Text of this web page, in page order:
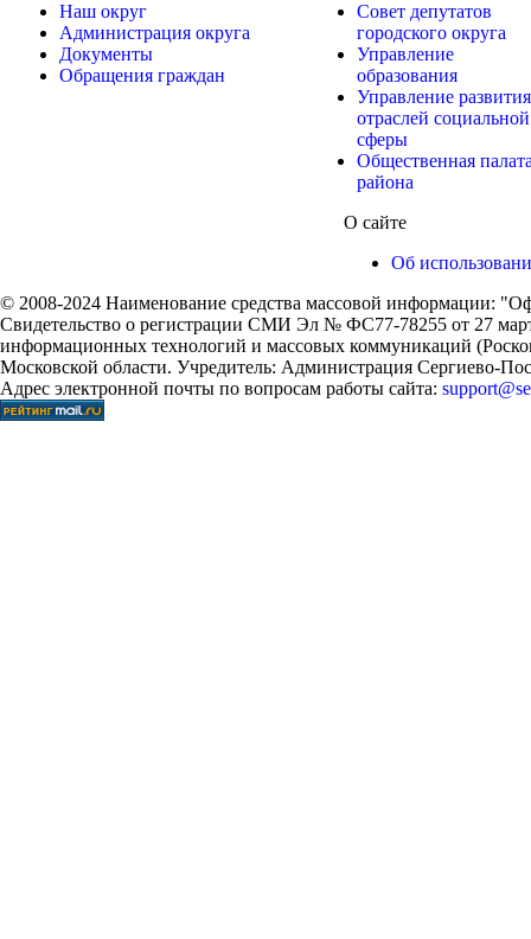
Наш округ
Администрация округа
Документы
Обращения граждан
Совет депутатов
городского округа
Управление
образования
Управление развития
отраслей социальной
сферы
Общественная
района
О сайте
Об
© 2008-2024 Наименование средства массовой информации:
Свидетельство о регистрации СМИ Эл № ФС77-78255 от 27
информационных технологий и массовых коммуникаций
Московской области. Учредитель: Администрация Сергиево-
Адрес электронной почты по вопросам работы сайта: